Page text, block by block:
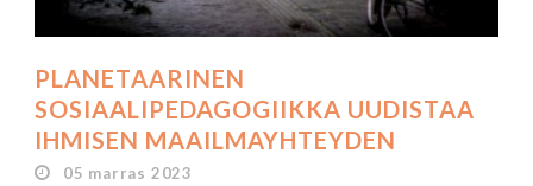
PLANETAARINEN
SOSIAALIPEDAGOGIIKKA UUDISTAA
IHMISEN MAAILMAYHTEYDEN
05 marras 2023